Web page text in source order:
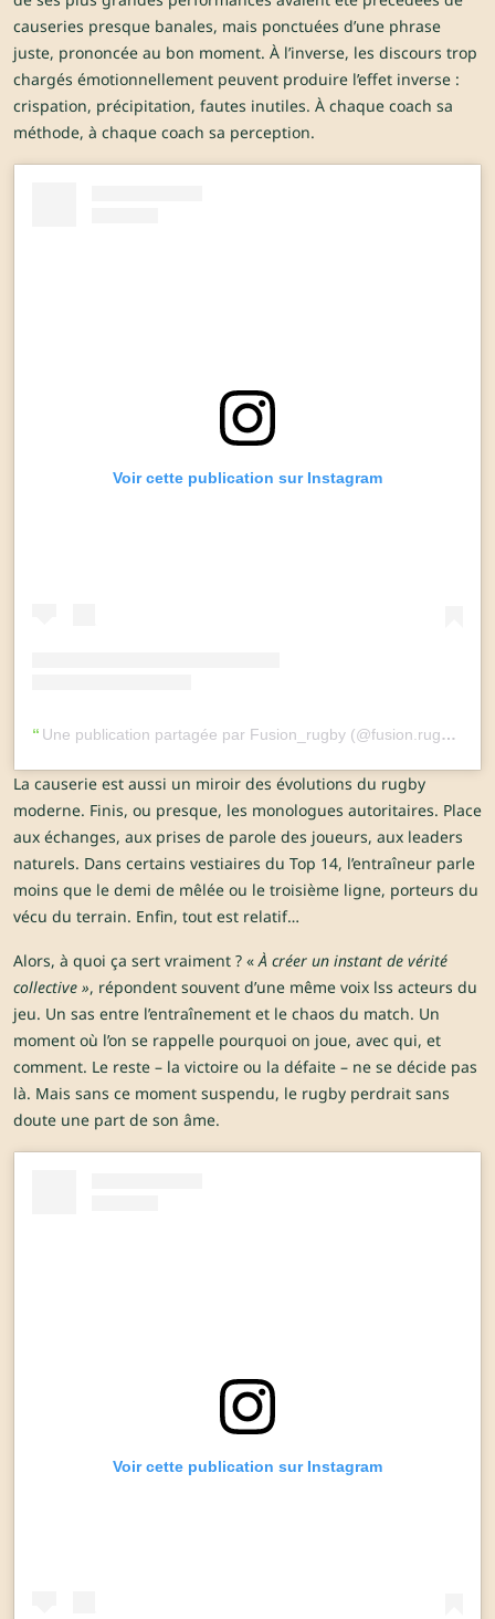
causeries presque banales, mais ponctuées d’une phrase
juste, prononcée au bon moment. À l’inverse, les discours trop
chargés émotionnellement peuvent produire l’effet inverse :
crispation, précipitation, fautes inutiles. À chaque coach sa
méthode, à chaque coach sa perception.
Voir cette publication sur Instagram
Une publication partagée par Fusion_rugby (@fusion.rugby)
La causerie est aussi un miroir des évolutions du rugby
moderne. Finis, ou presque, les monologues autoritaires. Place
aux échanges, aux prises de parole des joueurs, aux leaders
naturels. Dans certains vestiaires du Top 14, l’entraîneur parle
moins que le demi de mêlée ou le troisième ligne, porteurs du
vécu du terrain. Enfin, tout est relatif…
Alors, à quoi ça sert vraiment ? «À créer un instant de vérité
collective », répondent souvent d’une même voix lss acteurs du
jeu. Un sas entre l’entraînement et le chaos du match. Un
moment où l’on se rappelle pourquoi on joue, avec qui, et
comment. Le reste – la victoire ou la défaite – ne se décide pas
là. Mais sans ce moment suspendu, le rugby perdrait sans
doute une part de son âme.
Voir cette publication sur Instagram